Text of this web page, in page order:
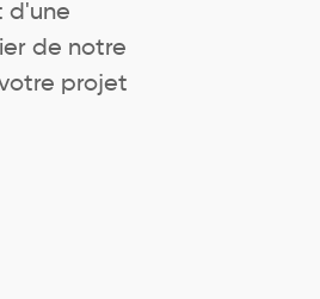
d'une
de notre
projet